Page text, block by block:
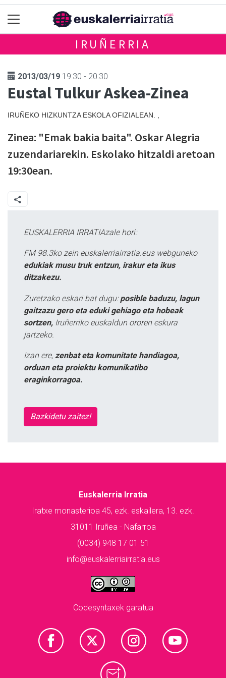
IRUÑERRIA
2013/03/19 19:30 - 20:30
Eustal Tulkur Askea-Zinea
IRUÑEKO HIZKUNTZA ESKOLA OFIZIALEAN. ,
Zinea: "Emak bakia baita". Oskar Alegria
zuzendariarekin. Eskolako hitzaldi aretoan
19:30ean.
EUSKALERRIA IRRATIAzale hori:
FM 98.3ko zein euskalerriairratia.eus webguneko
edukiak musu truk entzun, irakur eta ikus
ditzakezu.
Zuretzako eskari bat dugu: posible baduzu, lagun
gaitzazu gero eta eduki gehiago eta hobeak
sortzen, Iruñerriko euskaldun ororen eskura
jartzeko.
Izan ere, zenbat eta komunitate handiagoa,
orduan eta proiektu komunikatibo
eraginkorragoa.
Bazkidetu zaitez!
Euskalerria Irratia
Iratxe monasterioa 45, ezk. eskailera, 13. ezk.
31011 Iruñea - Nafarroa
(0034) 948 17 01 51
info@euskalerriairratia.eus
Codesyntaxek garatua